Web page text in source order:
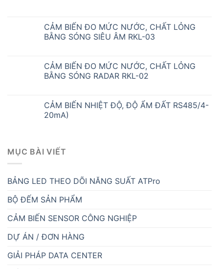
CẢM BIẾN ĐO MỨC NƯỚC, CHẤT LỎNG
BẰNG SÓNG SIÊU ÂM RKL-03
CẢM BIẾN ĐO MỨC NƯỚC, CHẤT LỎNG
BẰNG SÓNG RADAR RKL-02
CẢM BIẾN NHIỆT ĐỘ, ĐỘ ẨM ĐẤT RS485/4-
20mA)
MỤC BÀI VIẾT
BẢNG LED THEO DÕI NĂNG SUẤT ATPro
BỘ ĐẾM SẢN PHẨM
CẢM BIẾN SENSOR CÔNG NGHIỆP
DỰ ÁN / ĐƠN HÀNG
GIẢI PHÁP DATA CENTER